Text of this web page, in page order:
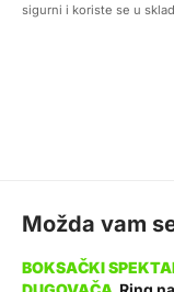
sigurni i koriste se u
Možda vam